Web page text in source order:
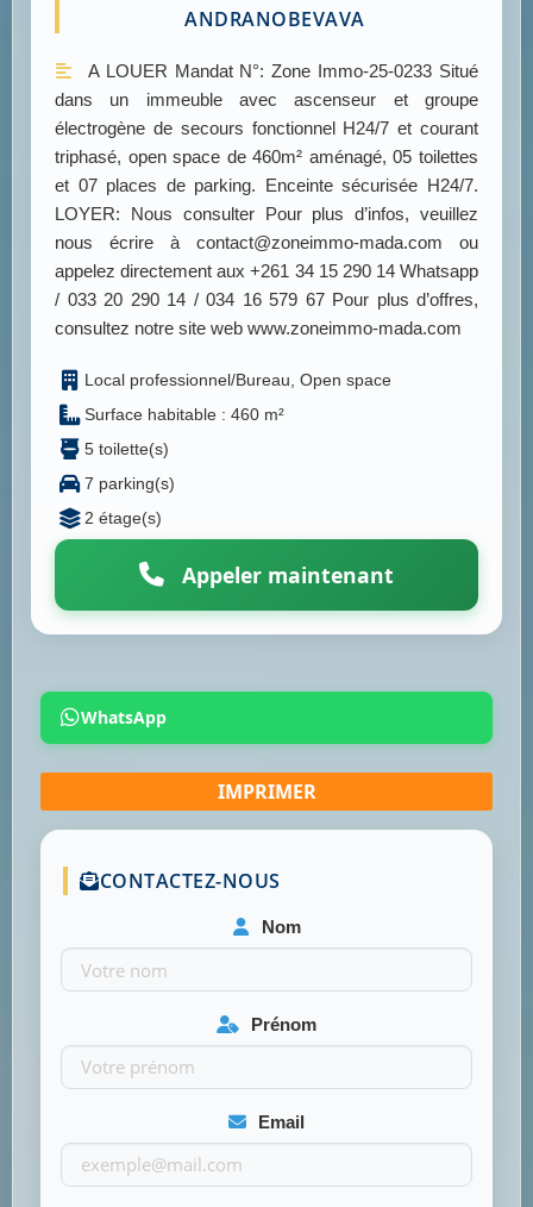
ANDRANOBEVAVA
A LOUER Mandat N°: Zone Immo-25-0233 Situé
dans un immeuble avec ascenseur et groupe
électrogène de secours fonctionnel H24/7 et courant
triphasé, open space de 460m² aménagé, 05 toilettes
et 07 places de parking. Enceinte sécurisée H24/7.
LOYER: Nous consulter Pour plus d’infos, veuillez
nous écrire à contact@zoneimmo-mada.com ou
appelez directement aux +261 34 15 290 14 Whatsapp
/ 033 20 290 14 / 034 16 579 67 Pour plus d’offres,
consultez notre site web www.zoneimmo-mada.com
Local professionnel/Bureau, Open space
Surface habitable : 460 m²
5 toilette(s)
7 parking(s)
2 étage(s)
Appeler maintenant
WhatsApp
CONTACTEZ-NOUS
Nom
Prénom
Email